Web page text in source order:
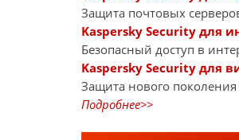
Защита почтовых
Kaspersky Security для
Безопасный доступ в
Kaspersky Security для
Защита нового
Подробнее>>